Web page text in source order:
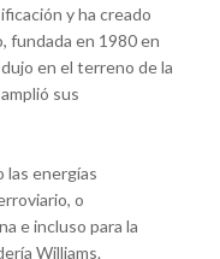
y ha creado
fundada en 1980 en
en el terreno de la
sus
las energías
o
e incluso para la
Williams.